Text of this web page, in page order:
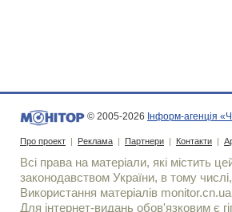
© 2005-2026 Інформ-агенція
Про проект | Реклама | Партнери | Контакти |
Всі права на матеріали, які містить
законодавством України, в тому
Використання матерiалiв
Для iнтернет-видань обов'язковим є